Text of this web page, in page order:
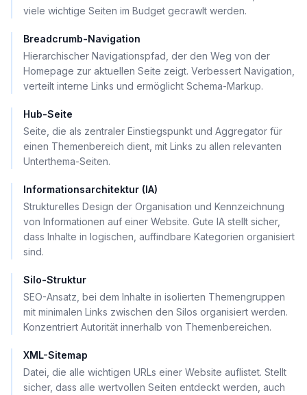
viele wichtige Seiten im Budget gecrawlt werden.
Breadcrumb-Navigation
Hierarchischer Navigationspfad, der den Weg von der
Homepage zur aktuellen Seite zeigt. Verbessert Navigation,
verteilt interne Links und ermöglicht Schema-Markup.
Hub-Seite
Seite, die als zentraler Einstiegspunkt und Aggregator für
einen Themenbereich dient, mit Links zu allen relevanten
Unterthema-Seiten.
Informationsarchitektur (IA)
Strukturelles Design der Organisation und Kennzeichnung
von Informationen auf einer Website. Gute IA stellt sicher,
dass Inhalte in logischen, auffindbare Kategorien organisiert
sind.
Silo-Struktur
SEO-Ansatz, bei dem Inhalte in isolierten Themengruppen
mit minimalen Links zwischen den Silos organisiert werden.
Konzentriert Autorität innerhalb von Themenbereichen.
XML-Sitemap
Datei, die alle wichtigen URLs einer Website auflistet. Stellt
sicher, dass alle wertvollen Seiten entdeckt werden, auch